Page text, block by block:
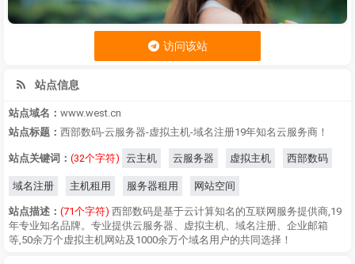
访问该站
站点信息
站点域名： www.west.cn
站点标题： 西部数码-云服务器-虚拟主机-域名注册19年知名云服务商！
站点关键词： (32个字符) 云主机 云服务器 虚拟主机 西部数码
域名注册 主机租用 服务器租用 网站空间
站点描述： (71个字符) 西部数码是基于云计算知名的互联网服务提供商,19
年专业知名品牌。专业提供云服务器、虚拟主机、域名注册、企业邮箱
等,50余万个虚拟主机网站及1000余万个域名用户的共同选择！